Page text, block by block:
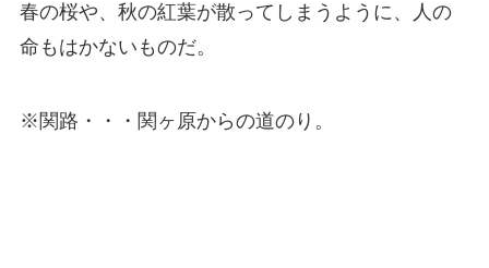
春の桜や、秋の紅葉が散ってしまうように、人の
命もはかないものだ。
※関路・・・関ヶ原からの道のり。